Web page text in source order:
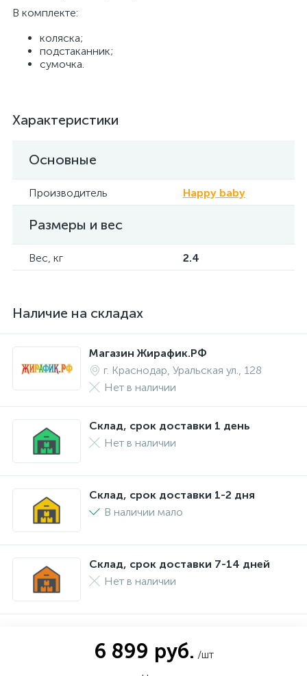
В комплекте:
коляска;
подстаканник;
сумочка.
Характеристики
Основные
Производитель Happy baby
Размеры и вес
Вес, кг 2.4
Наличие на складах
Магазин Жирафик.РФ
г. Краснодар, Уральская ул., 128
Нет в наличии
Склад, срок доставки 1 день
Нет в наличии
Склад, срок доставки 1-2 дня
В наличии мало
Склад, срок доставки 7-14 дней
Нет в наличии
6 899 руб. /шт